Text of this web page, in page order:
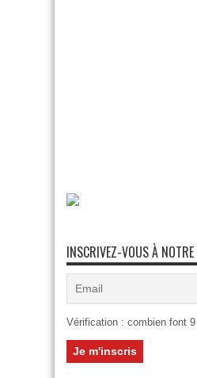
INSCRIVEZ-VOUS À NOTRE
Vérification : combien font